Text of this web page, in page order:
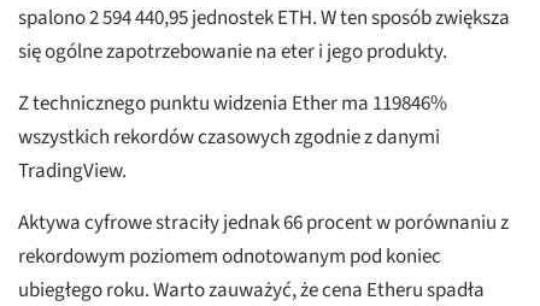
spalono 2 594 440,95 jednostek ETH. W ten sposób zwiększa
się ogólne zapotrzebowanie na eter i jego produkty.
Z technicznego punktu widzenia Ether ma 119846%
wszystkich rekordów czasowych zgodnie z danymi
TradingView.
Aktywa cyfrowe straciły jednak 66 procent w porównaniu z
rekordowym poziomem odnotowanym pod koniec
ubiegłego roku. Warto zauważyć, że cena Etheru spadła